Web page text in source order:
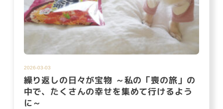
2026-03-03
繰り返しの日々が宝物 ～私の「喪の旅」の
中で、たくさんの幸せを集めて行けるよう
に～